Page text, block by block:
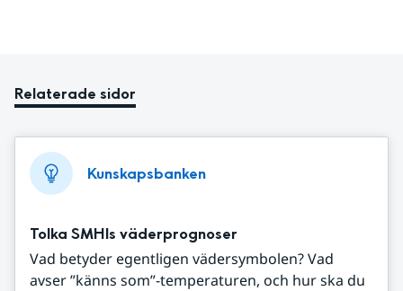
Relaterade sidor
Kunskapsbanken
Tolka SMHIs väderprognoser
Vad betyder egentligen vädersymbolen? Vad
avser ”känns som”-temperaturen, och hur ska du